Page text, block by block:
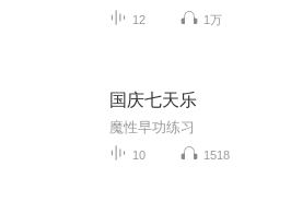
12 1万
国庆七天乐
魔性早功练习
10 1518